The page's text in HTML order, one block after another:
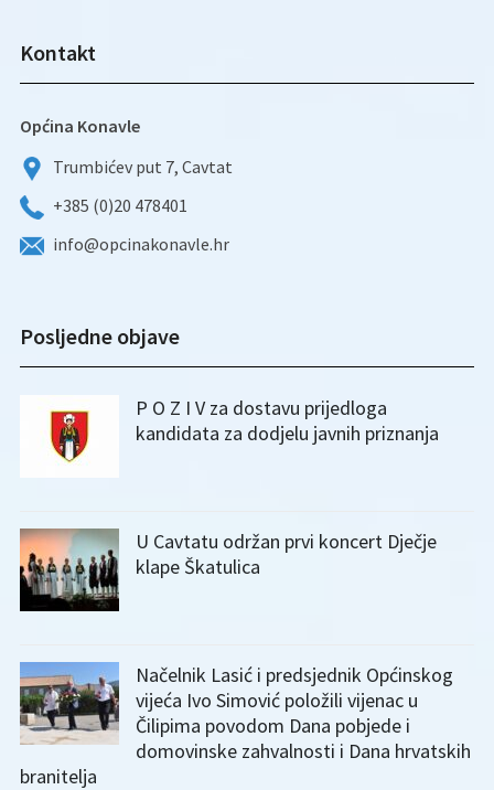
Kontakt
Općina Konavle
Trumbićev put 7, Cavtat
+385 (0)20 478401
info@opcinakonavle.hr
Posljedne objave
P O Z I V za dostavu prijedloga
kandidata za dodjelu javnih priznanja
U Cavtatu održan prvi koncert Dječje
klape Škatulica
Načelnik Lasić i predsjednik Općinskog
vijeća Ivo Simović položili vijenac u
Čilipima povodom Dana pobjede i
domovinske zahvalnosti i Dana hrvatskih
branitelja